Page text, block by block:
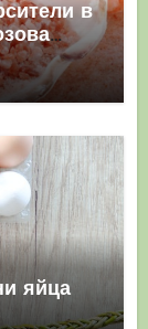
в
яйца